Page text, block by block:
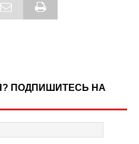
ПОДПИШИТЕСЬ НА